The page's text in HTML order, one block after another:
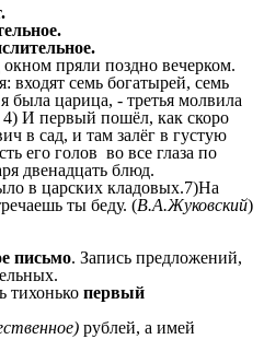
пряли поздно вечерком.
входят семь богатырей, семь
была царица, - третья молвила
4) И первый пошёл, как скоро
в сад, и там залёг в густую
его голов во все глаза по
двенадцать блюд.
в царских кладовых.7)На
ты беду. (В.А.Жуковский)
письмо. Запись предложений,
тихонькопервый
рублей, а имей